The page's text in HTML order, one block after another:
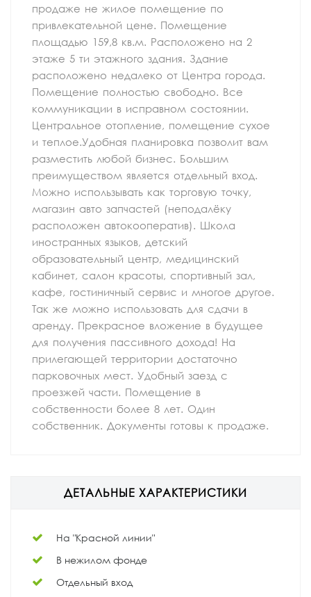
продаже не жилое помещение по
привлекательной цене. Помещение
площадью 159,8 кв.м. Расположено на 2
этаже 5 ти этажного здания. Здание
расположено недалеко от Центра города.
Помещение полностью свободно. Все
коммуникации в исправном состоянии.
Центральное отопление, помещение сухое
и теплое.Удобная планировка позволит вам
разместить любой бизнес. Большим
преимуществом является отдельный вход.
Можно использывать как торговую точку,
магазин авто запчастей (неподалёку
расположен автокооператив). Школа
иностранных языков, детский
образовательный центр, медицинский
кабинет, салон красоты, спортивный зал,
кафе, гостиничный сервис и многое другое.
Так же можно использовать для сдачи в
аренду. Прекрасное вложение в будущее
для получения пассивного дохода! На
прилегающей территории достаточно
парковочных мест. Удобный заезд с
проезжей части. Помещение в
собственности более 8 лет. Один
собственник. Документы готовы к продаже.
ДЕТАЛЬНЫЕ ХАРАКТЕРИСТИКИ
На "Красной линии"
В нежилом фонде
Отдельный вход